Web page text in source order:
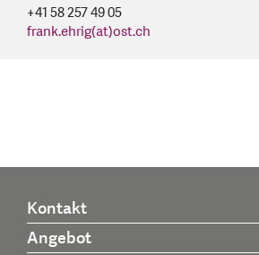
+41 58 257 49 05
frank.ehrig(at)ost.ch
Kontakt
Angebot